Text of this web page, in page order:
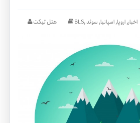
هتل تیکت BLS, اخبار,اروپا,اسپانیا, سوئد